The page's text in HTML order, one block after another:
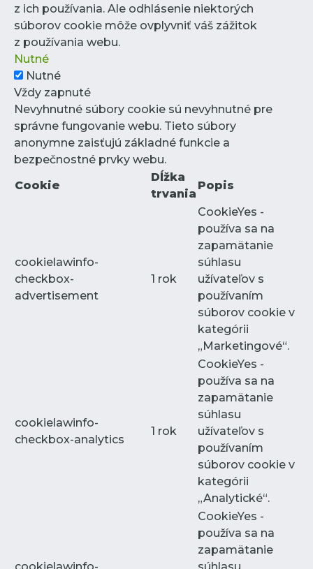
z ich používania. Ale odhlásenie niektorých
súborov cookie môže ovplyvniť váš zážitok
z používania webu.
Nutné
Nutné
Vždy zapnuté
Nevyhnutné súbory cookie sú nevyhnutné pre
správne fungovanie webu. Tieto súbory
anonymne zaisťujú základné funkcie a
bezpečnostné prvky webu.
Cookie
Dĺžka
trvania
Popis
cookielawinfo-
checkbox-
advertisement
1 rok
CookieYes -
používa sa na
zapamätanie
súhlasu
užívateľov s
používaním
súborov cookie v
kategórii
„Marketingové“.
cookielawinfo-
checkbox-analytics
1 rok
CookieYes -
používa sa na
zapamätanie
súhlasu
užívateľov s
používaním
súborov cookie v
kategórii
„Analytické“.
CookieYes -
používa sa na
zapamätanie